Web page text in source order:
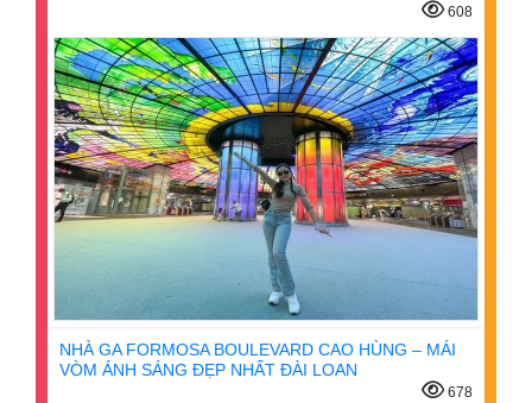
608
NHÀ GA FORMOSA BOULEVARD CAO HÙNG – MÁI
VÒM ÁNH SÁNG ĐẸP NHẤT ĐÀI LOAN
678